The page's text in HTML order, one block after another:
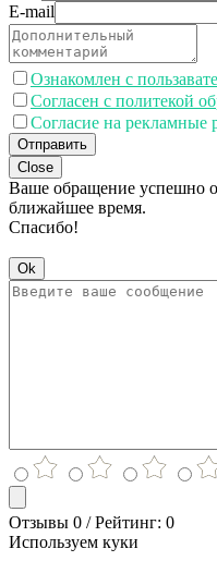
E-mail
Ознакомлен с
Согласен с политекой
Согласие на рекламные
Отправить
Close
Ваше обращение успешно
ближайшее время.
Спасибо!
Ok
Отзывы 0 / Рейтинг: 0
Используем куки